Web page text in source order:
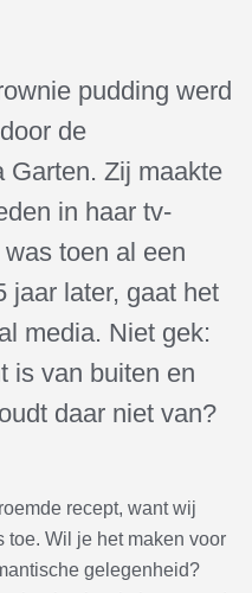
pudding werd
de
Garten. Zij maakte
in haar tv-
toen al een
jaar later, gaat het
media. Niet gek:
is van buiten en
daar niet van?
recept, want wij
toe. Wil je het maken voor
gelegenheid?